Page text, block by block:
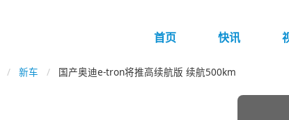
首页
快讯
新车 国产奥迪e-tron将推高续航版 续航500km